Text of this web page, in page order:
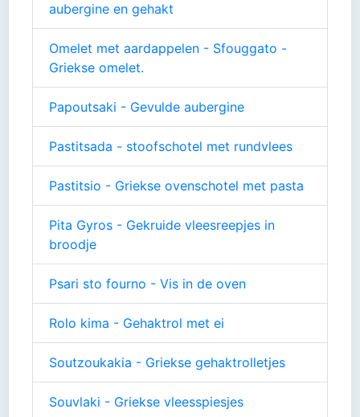
aubergine en gehakt
Omelet met aardappelen - Sfouggato -
Griekse omelet.
Papoutsaki - Gevulde aubergine
Pastitsada - stoofschotel met rundvlees
Pastitsio - Griekse ovenschotel met pasta
Pita Gyros - Gekruide vleesreepjes in
broodje
Psari sto fourno - Vis in de oven
Rolo kima - Gehaktrol met ei
Soutzoukakia - Griekse gehaktrolletjes
Souvlaki - Griekse vleesspiesjes